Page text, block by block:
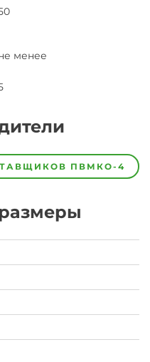
менее
ПВМКО-4